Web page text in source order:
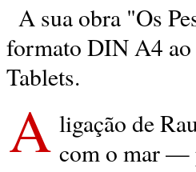
A sua obra "Os
formato DIN A4 ao
Tablets.
A ligação de
com o mar —